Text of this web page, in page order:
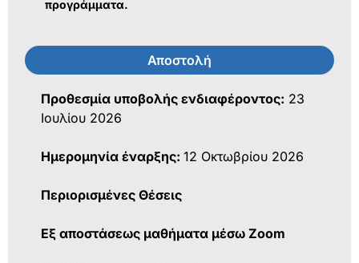
προγράμματα.
Αποστολή
Προθεσμία υποβολής ενδιαφέροντος: 23
Ιουλίου 2026
Ημερομηνία έναρξης: 12 Οκτωβρίου 2026
Περιορισμένες Θέσεις
Εξ αποστάσεως μαθήματα μέσω Zoom